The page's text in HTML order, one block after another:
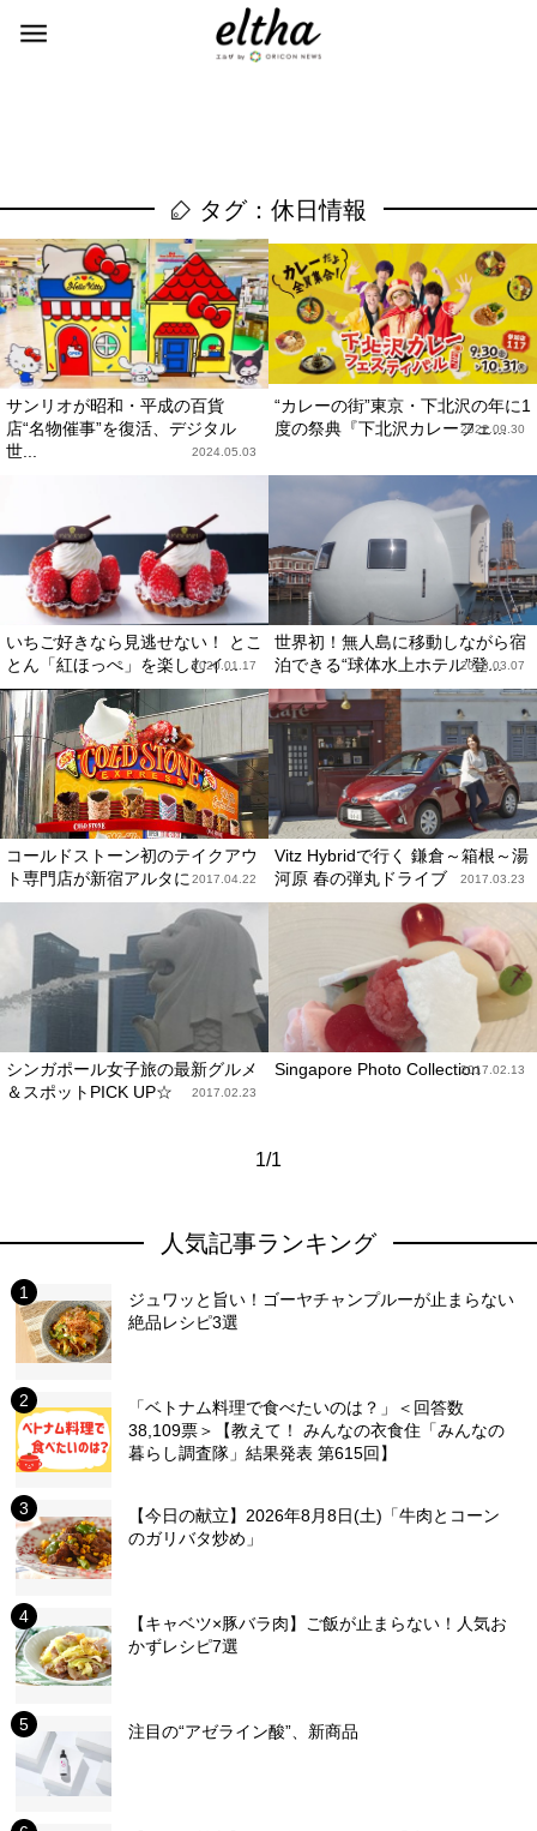
タグ：休日情報
サンリオが昭和・平成の百貨
店“名物催事”を復活、デジタル
世...
2024.05.03
“カレーの街”東京・下北沢の年に1
度の祭典『下北沢カレーフェ...
2022.09.30
いちご好きなら見逃せない！ とこ
とん「紅ほっぺ」を楽しむイ...
2020.01.17
世界初！無人島に移動しながら宿
泊できる“球体水上ホテル”登...
2018.03.07
コールドストーン初のテイクアウ
ト専門店が新宿アルタに 2017.04.22
Vitz Hybridで行く 鎌倉～箱根～湯
河原 春の弾丸ドライブ
2017.03.23
シンガポール女子旅の最新グルメ
＆スポットPICK UP☆
2017.02.23
Singapore Photo Collection2017.02.13
1/1
人気記事ランキング
ジュワッと旨い！ゴーヤチャンプルーが止まらない
絶品レシピ3選
「ベトナム料理で食べたいのは？」＜回答数
38,109票＞【教えて！ みんなの衣食住「みんなの
暮らし調査隊」結果発表 第615回】
【今日の献立】2026年8月8日(土)「牛肉とコーン
のガリバタ炒め」
【キャベツ×豚バラ肉】ご飯が止まらない！人気お
かずレシピ7選
注目の“アゼライン酸”、新商品